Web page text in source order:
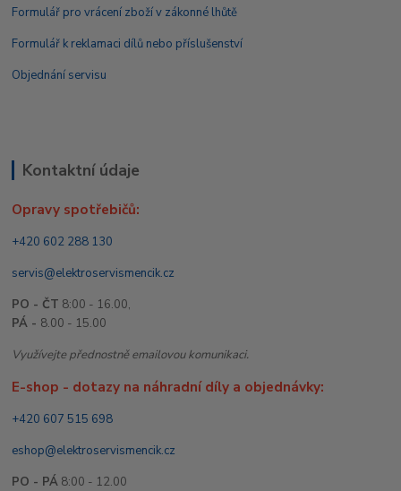
Formulář pro vrácení zboží v zákonné lhůtě
Formulář k reklamaci dílů nebo příslušenství
Objednání servisu
Kontaktní údaje
Opravy spotřebičů:
+420 602 288 130
servis@elektroservismencik.cz
PO - ČT 8:00 - 16.00,
PÁ - 8.00 - 15.00
Využívejte přednostně emailovou komunikaci.
E-shop - dotazy na náhradní díly a objednávky:
+420 607 515 698
eshop@elektroservismencik.cz
PO - PÁ 8:00 - 12.00